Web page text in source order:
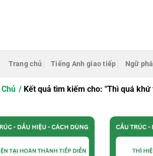
Trang chủ Tiếng Anh giao tiếp Ngữ
Kết quả tìm kiếm cho: "Thì quá khứ